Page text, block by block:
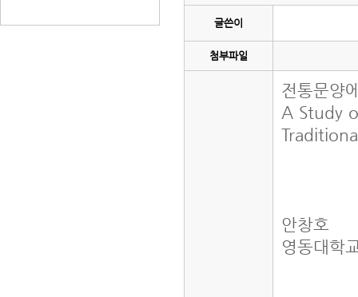
글쓴이
첨부파일
전통문양
A Study
안창호
영동대학